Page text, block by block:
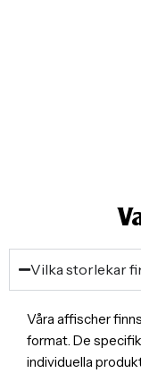
Vilka storlekar
Våra affischer
format. De
individuella